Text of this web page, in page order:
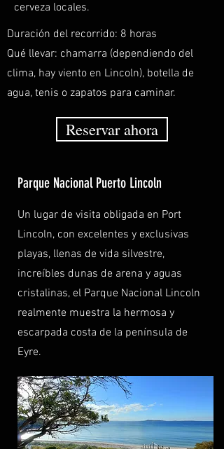
cerveza locales.
Duración del recorrido: 8 horas
Qué llevar: chamarra (dependiendo del
clima, hay viento en Lincoln), botella de
agua, tenis o zapatos para caminar.
Reservar ahora
Parque Nacional Puerto Lincoln
Un lugar de visita obligada en Port
Lincoln, con excelentes y exclusivas
playas, llenas de vida silvestre,
increíbles dunas de arena y aguas
cristalinas, el Parque Nacional Lincoln
realmente muestra la hermosa y
escarpada costa de la península de
Eyre.